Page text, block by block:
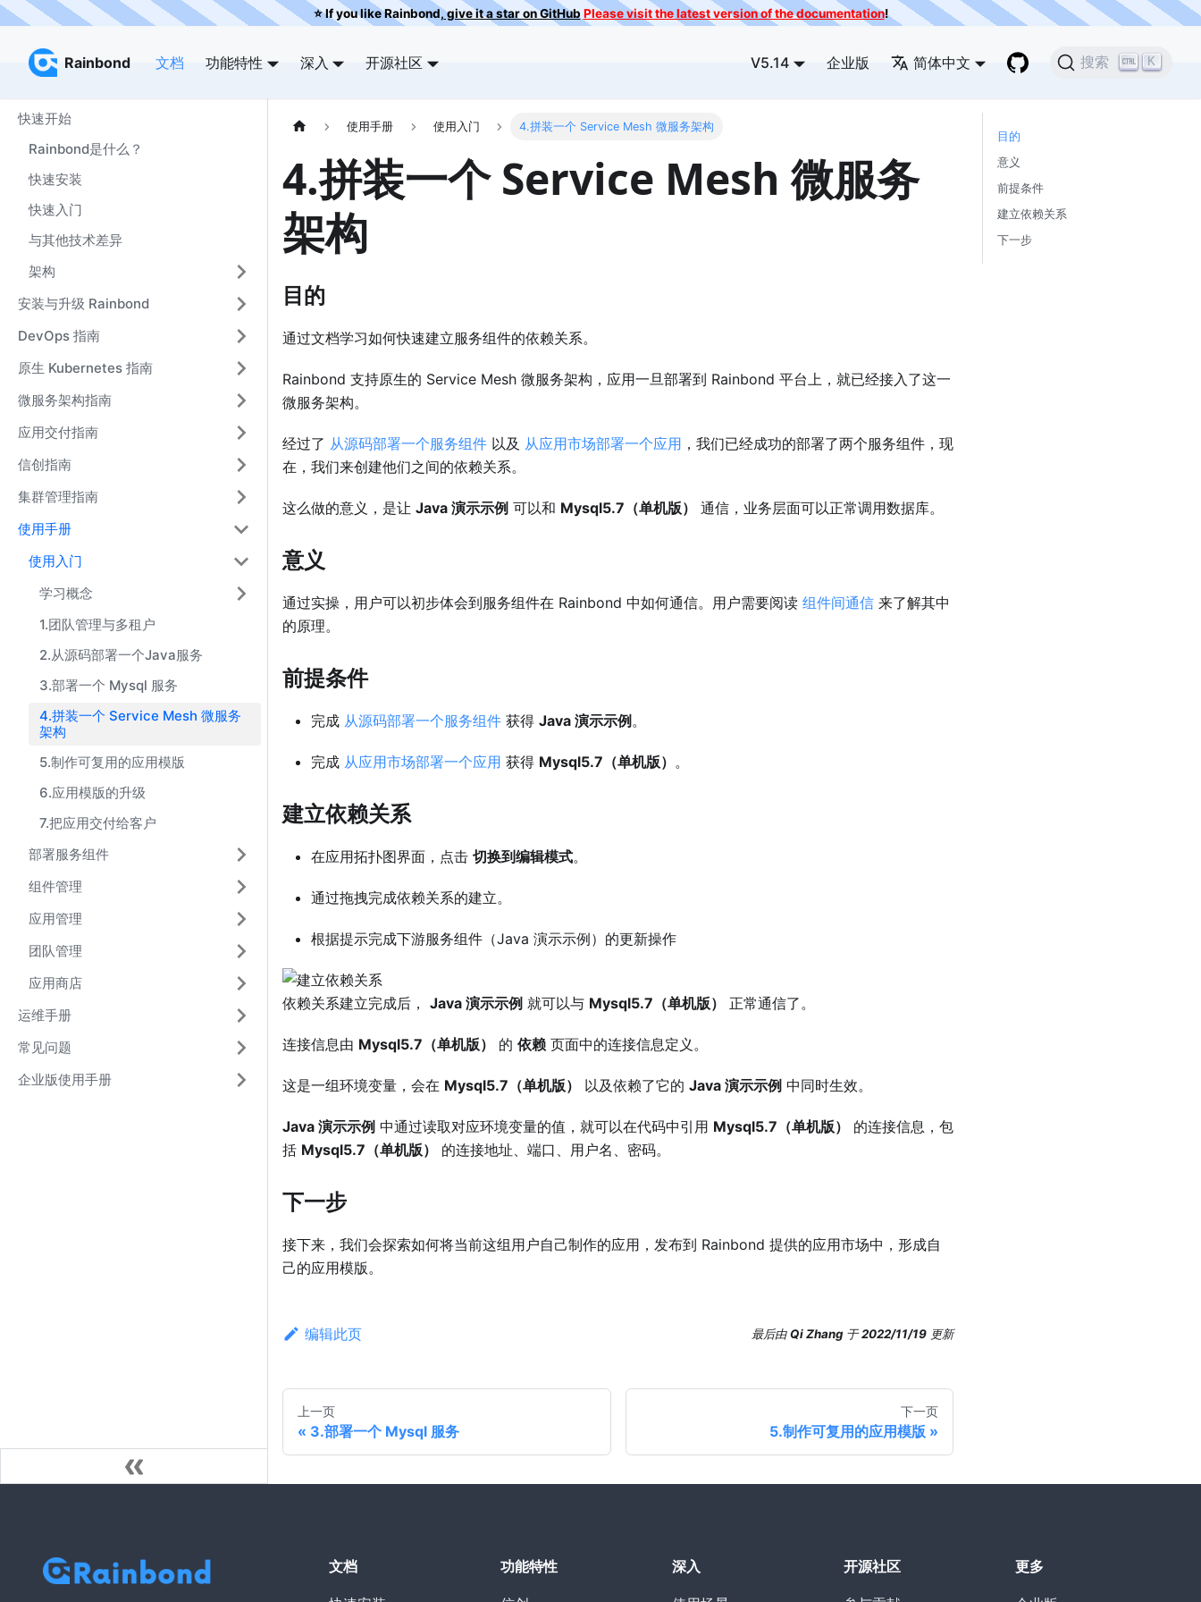
⭐️ If you like Rainbond,give it a star on GitHub Please visit the latest version of the documentation!
Rainbond 文档 功能特性 深入 开源社区 V5.14 企业版 简体中文 搜索 K
Rainbond
快速开始
Rainbond是什么？
快速安装
快速入门
与其他技术差异
架构
安装与升级 Rainbond
DevOps 指南
原生 Kubernetes 指南
微服务架构指南
应用交付指南
信创指南
集群管理指南
使用手册
使用入门
学习概念
1.团队管理与多租户
2.从源码部署一个Java服务
3.部署一个 Mysql 服务
4.拼装一个 Service Mesh 微服务
架构
5.制作可复用的应用模版
6.应用模版的升级
7.把应用交付给客户
部署服务组件
组件管理
应用管理
团队管理
应用商店
运维手册
常见问题
企业版使用手册
使用手册 使用入门 4.拼装一个 Service Mesh 微服务架构
4.拼装一个 Service Mesh 微服务
架构
目的
通过文档学习如何快速建立服务组件的依赖关系。
Rainbond 支持原生的 Service Mesh 微服务架构，应用一旦部署到 Rainbond 平台上，就已经接入了这一
微服务架构。
经过了 从源码部署一个服务组件 以及 从应用市场部署一个应用 ，我们已经成功的部署了两个服务组件，现
在，我们来创建他们之间的依赖关系。
这么做的意义，是让 Java 演示示例 可以和 Mysql5.7（单机版） 通信，业务层面可以正常调用数据库。
意义
通过实操，用户可以初步体会到服务组件在 Rainbond 中如何通信。用户需要阅读 组件间通信 来了解其中
的原理。
前提条件
完成 从源码部署一个服务组件 获得 Java 演示示例 。
完成 从应用市场部署一个应用 获得 Mysql5.7（单机版） 。
建立依赖关系
在应用拓扑图界面，点击 切换到编辑模式。
通过拖拽完成依赖关系的建立。
根据提示完成下游服务组件（Java 演示示例）的更新操作
依赖关系建立完成后， Java 演示示例 就可以与 Mysql5.7（单机版） 正常通信了。
连接信息由 Mysql5.7（单机版） 的 依赖 页面中的连接信息定义。
这是一组环境变量，会在 Mysql5.7（单机版） 以及依赖了它的 Java 演示示例 中同时生效。
Java 演示示例 中通过读取对应环境变量的值，就可以在代码中引用 Mysql5.7（单机版）
的连接信息，包
括 Mysql5.7（单机版） 的连接地址、端口、用户名、密码。
下一步
接下来，我们会探索如何将当前这组用户自己制作的应用，发布到 Rainbond 提供的应用市场中，形成自
己的应用模版。
编辑此页 最后由Qi Zhang 于2022/11/19 更新
上一页
3.部署一个 Mysql 服务
下一页
5.制作可复用的应用模版
目的
意义
前提条件
建立依赖关系
下一步
文档 功能特性 深入 开源社区 更多